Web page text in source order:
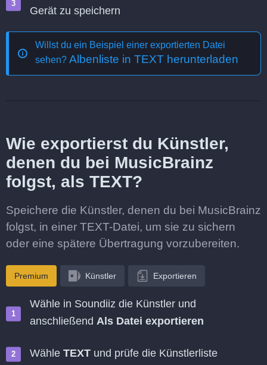
Gerät zu speichern
Willst du ein Beispiel einer exportierten Datei
sehen? Albenliste in TEXT herunterladen
Wie exportierst du Künstler,
denen du bei MusicBrainz
folgst, als TEXT?
Speichere die Künstler, denen du bei MusicBrainz
folgst, in einer TEXT-Datei, um sie zu sichern
oder eine spätere Übertragung vorzubereiten.
Premium Künstler Exportieren
Wähle in Soundiiz die Künstler und
anschließend Als Datei exportieren
Wähle TEXT und prüfe die Künstlerliste